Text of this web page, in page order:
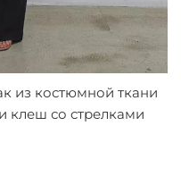
из костюмной ткани
со стрелками